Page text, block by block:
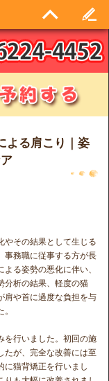
よる肩こり｜姿
やその結果として生じる
事務職に従事する方が長
る姿勢の悪化に伴い、
分析の結果、軽度の猫
肩や首に過度な負担を与
を行いました。初回の施
たが、完全な改善には至
に猫背矯正を行いまし